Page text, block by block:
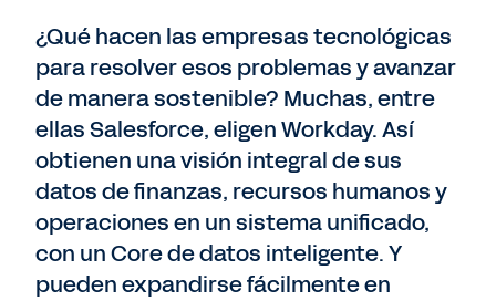
¿Qué hacen las empresas tecnológicas
para resolver esos problemas y avanzar
de manera sostenible? Muchas, entre
ellas Salesforce, eligen Workday. Así
obtienen una visión integral de sus
datos de finanzas, recursos humanos y
operaciones en un sistema unificado,
con un Core de datos inteligente. Y
pueden expandirse fácilmente en